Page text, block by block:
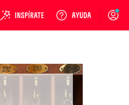
Login